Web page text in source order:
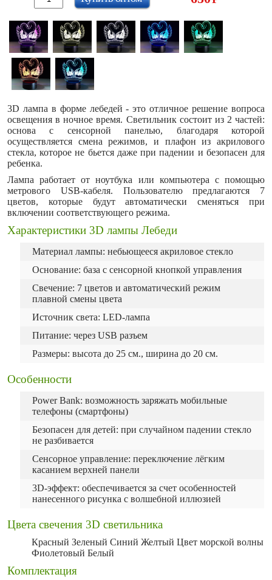
3D лампа в форме лебедей - это отличное решение вопроса
освещения в ночное время. Светильник состоит из 2 частей:
основа с сенсорной панелью, благодаря которой
осуществляется смена режимов, и плафон из акрилового
стекла, которое не бьется даже при падении и безопасен для
ребенка.
Лампа работает от ноутбука или компьютера с помощью
метрового USB-кабеля. Пользователю предлагаются 7
цветов, которые будут автоматически сменяться при
включении соответствующего режима.
Характеристики 3D лампы Лебеди
Материал лампы: небьющееся акриловое стекло
Основание: база с сенсорной кнопкой управления
Свечение: 7 цветов и автоматический режим
плавной смены цвета
Источник света: LED-лампа
Питание: через USB разъем
Размеры: высота до 25 см., ширина до 20 см.
Особенности
Power Bank: возможность заряжать мобильные
телефоны (смартфоны)
Безопасен для детей: при случайном падении стекло
не разбивается
Сенсорное управление: переключение лёгким
касанием верхней панели
3D-эффект: обеспечивается за счет особенностей
нанесенного рисунка с волшебной иллюзией
Цвета свечения 3D светильника
Красный Зеленый Синий Желтый Цвет морской волны
Фиолетовый Белый
Комплектация